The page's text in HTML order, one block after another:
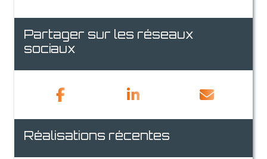
Partager sur les réseaux
sociaux
Réalisations récentes